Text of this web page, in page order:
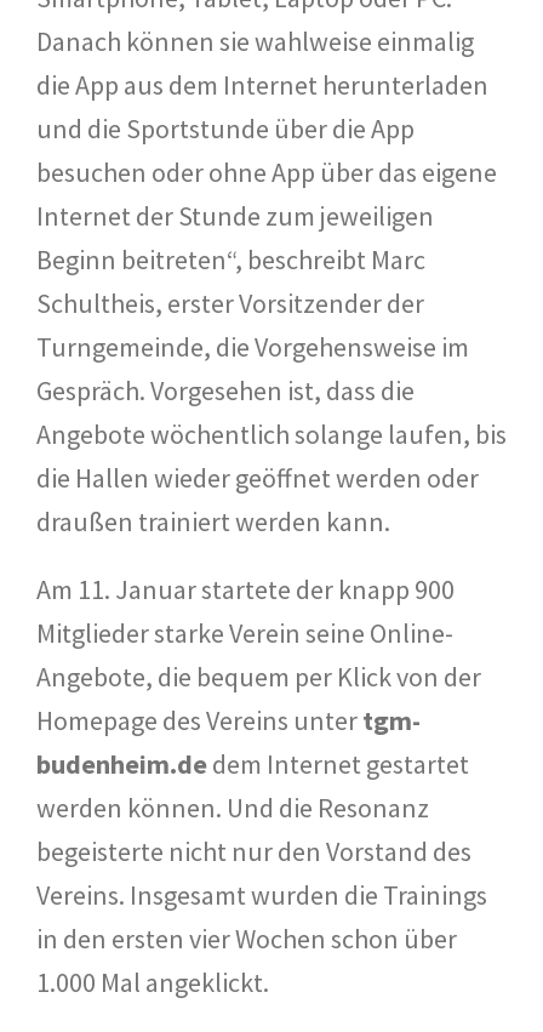
Danach können sie wahlweise einmalig
die App aus dem Internet herunterladen
und die Sportstunde über die App
besuchen oder ohne App über das eigene
Internet der Stunde zum jeweiligen
Beginn beitreten“, beschreibt Marc
Schultheis, erster Vorsitzender der
Turngemeinde, die Vorgehensweise im
Gespräch. Vorgesehen ist, dass die
Angebote wöchentlich solange laufen, bis
die Hallen wieder geöffnet werden oder
draußen trainiert werden kann.
Am 11. Januar startete der knapp 900
Mitglieder starke Verein seine Online-
Angebote, die bequem per Klick von der
Homepage des Vereins untertgm-
budenheim.dedem Internet gestartet
werden können. Und die Resonanz
begeisterte nicht nur den Vorstand des
Vereins. Insgesamt wurden die Trainings
in den ersten vier Wochen schon über
1.000 Mal angeklickt.